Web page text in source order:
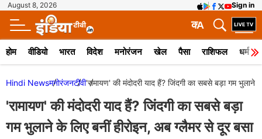
August 8, 2026 Sign in
A
क
होम वीडियो भारत विदेश मनोरंजन खेल पैसा राशिफल धर्म
Hindi Newsमनोरंजनटीवी'रामायण' की मंदोदरी याद हैं? जिंदगी का सबसे बड़ा गम
'रामायण' की मंदोदरी याद हैं? जिंदगी का सबसे बड़ा
गम भुलाने के लिए बनीं हीरोइन, अब ग्लैमर से दूर बसा